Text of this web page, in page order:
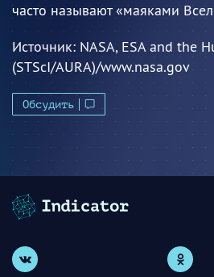
часто называют «маяками
Источник:NASA, ESA and the
(STScI/AURA)/www.nasa.gov
Обсудить